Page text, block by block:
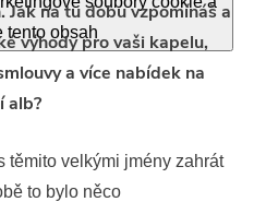
tento obsah
Jak na tu dobu vzpomínáš a
výhody pro vaši kapelu,
a více nabídek na
alb?
těmito velkými jmény zahrát
to bylo něco